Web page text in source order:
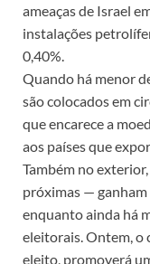
ameaças de Israel
instalações
0,40%.
Quando há menor
são colocados em
que encarece a
aos países que
Também no
próximas — ganham
enquanto ainda há
eleitorais. Ontem, o
eleito, promoverá